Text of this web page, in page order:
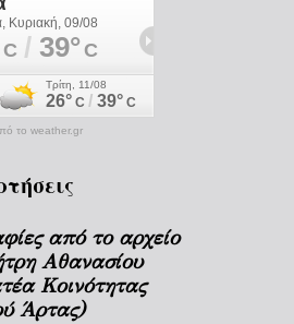
το weather.gr
από το αρχείο
Αθανασίου
Κοινότητας
Άρτας)